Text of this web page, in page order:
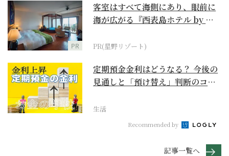
PR
客室はすべて海側にあり、眼前に
海が広がる『西表島ホテル by 星
PR(星野リゾート)
定期預金金利はどうなる？ 今後の
見通しと「預け替え」判断のコツ
生活
Recommended by
記事一覧へ